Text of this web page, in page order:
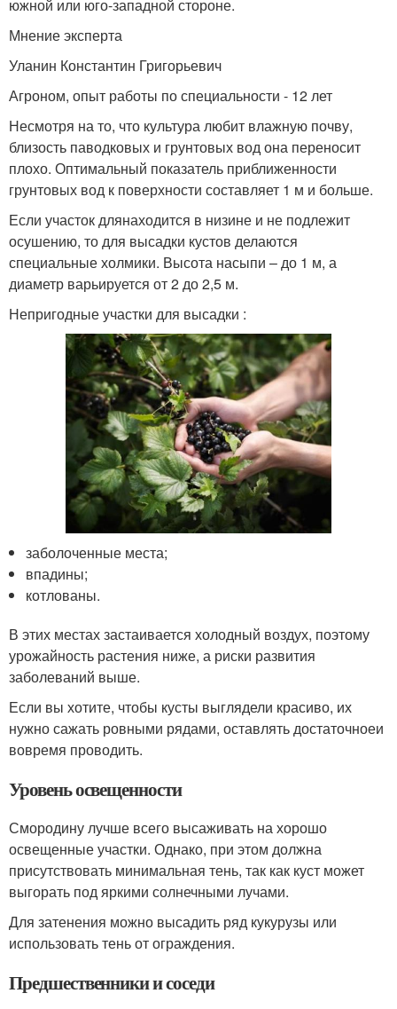
южной или юго-западной стороне.
Мнение эксперта
Уланин Константин Григорьевич
Агроном, опыт работы по специальности - 12 лет
Несмотря на то, что культура любит влажную почву,
близость паводковых и грунтовых вод она переносит
плохо. Оптимальный показатель приближенности
грунтовых вод к поверхности составляет 1 м и больше.
Если участок длянаходится в низине и не подлежит
осушению, то для высадки кустов делаются
специальные холмики. Высота насыпи – до 1 м, а
диаметр варьируется от 2 до 2,5 м.
Непригодные участки для высадки :
заболоченные места;
впадины;
котлованы.
В этих местах застаивается холодный воздух, поэтому
урожайность растения ниже, а риски развития
заболеваний выше.
Если вы хотите, чтобы кусты выглядели красиво, их
нужно сажать ровными рядами, оставлять достаточноеи
вовремя проводить.
Уровень освещенности
Смородину лучше всего высаживать на хорошо
освещенные участки. Однако, при этом должна
присутствовать минимальная тень, так как куст может
выгорать под яркими солнечными лучами.
Для затенения можно высадить ряд кукурузы или
использовать тень от ограждения.
Предшественники и соседи